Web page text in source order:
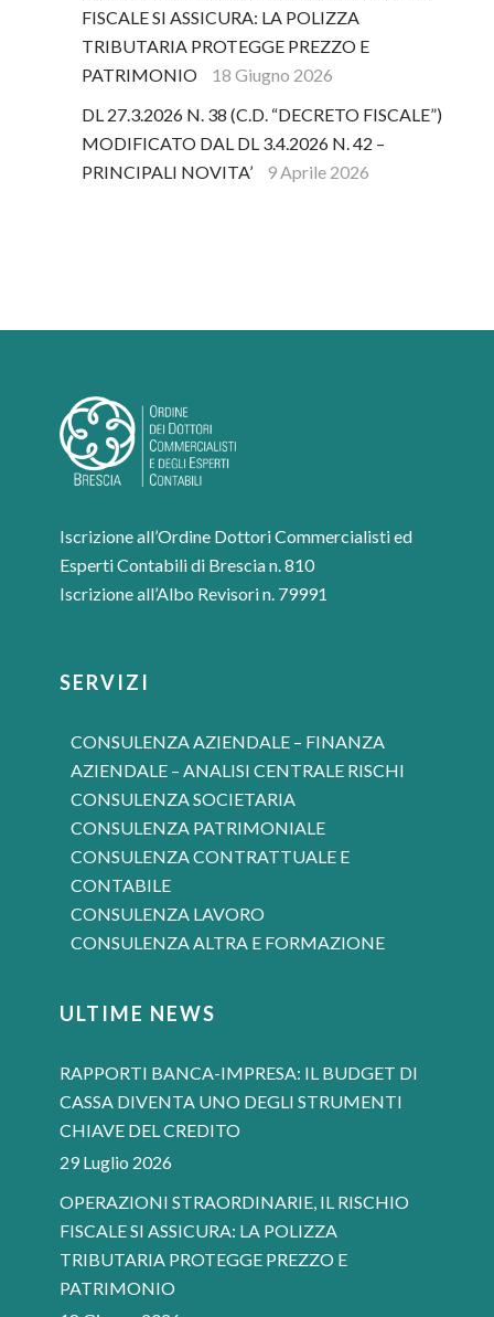
FISCALE SI ASSICURA: LA POLIZZA
TRIBUTARIA PROTEGGE PREZZO E
PATRIMONIO
18 Giugno 2026
DL 27.3.2026 N. 38 (C.D. “DECRETO FISCALE”)
MODIFICATO DAL DL 3.4.2026 N. 42 –
PRINCIPALI NOVITA’
9 Aprile 2026
Iscrizione all’Ordine Dottori Commercialisti ed
Esperti Contabili di Brescia n. 810
Iscrizione all’Albo Revisori n. 79991
SERVIZI
CONSULENZA AZIENDALE – FINANZA
AZIENDALE – ANALISI CENTRALE RISCHI
CONSULENZA SOCIETARIA
CONSULENZA PATRIMONIALE
CONSULENZA CONTRATTUALE E
CONTABILE
CONSULENZA LAVORO
CONSULENZA ALTRA E FORMAZIONE
ULTIME NEWS
RAPPORTI BANCA-IMPRESA: IL BUDGET DI
CASSA DIVENTA UNO DEGLI STRUMENTI
CHIAVE DEL CREDITO
29 Luglio 2026
OPERAZIONI STRAORDINARIE, IL RISCHIO
FISCALE SI ASSICURA: LA POLIZZA
TRIBUTARIA PROTEGGE PREZZO E
PATRIMONIO